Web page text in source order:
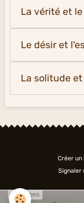
La vérité et
Le désir et
La solitude
Créer
Signaler
SPONSORS